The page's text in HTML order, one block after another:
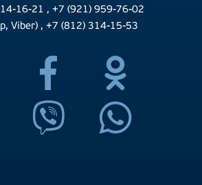
16-21 , +7 (921) 959-76-02
Viber) ,+7 (812) 314-15-53